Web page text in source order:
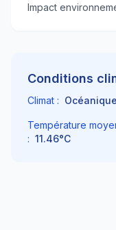
Impact
Conditions
Climat : Océanique
Température
: 11.46°C